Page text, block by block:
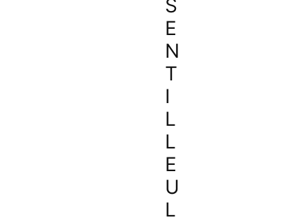
S
E
N
T
I
L
L
E
U
L